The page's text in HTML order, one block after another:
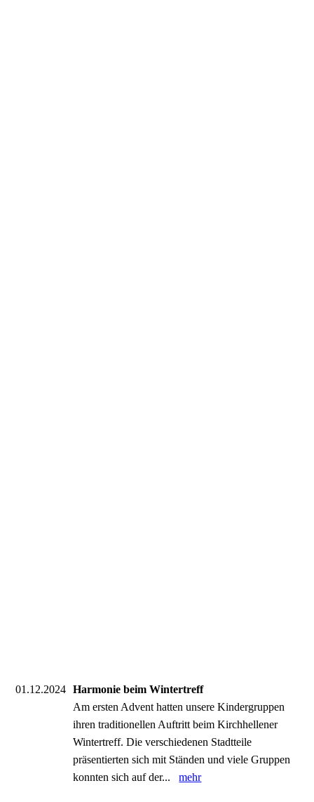
01.12.2024
Harmonie beim Wintertreff
Am ersten Advent hatten unsere Kindergruppen
ihren traditionellen Auftritt beim Kirchhellener
Wintertreff. Die verschiedenen Stadtteile
präsentierten sich mit Ständen und viele Gruppen
konnten sich auf der...mehr